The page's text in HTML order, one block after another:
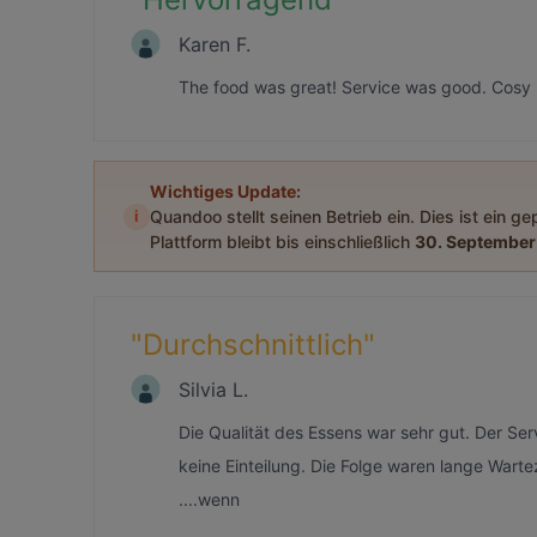
Karen F.
The food was great! Service was good.
i
Wichtiges Update:
Quandoo stellt seinen Betrieb ein. Dies ist ein
Plattform bleibt bis einschließlich 30.
"Durchschnittlich"
Silvia L.
Die Qualität des Essens war sehr gut. Der
keine Einteilung. Die Folge waren lange
....wenn